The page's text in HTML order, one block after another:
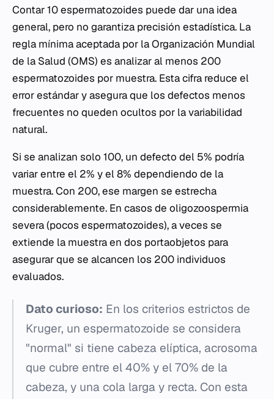
Contar 10 espermatozoides puede dar una idea
general, pero no garantiza precisión estadística. La
regla mínima aceptada por la Organización Mundial
de la Salud (OMS) es analizar al menos 200
espermatozoides por muestra. Esta cifra reduce el
error estándar y asegura que los defectos menos
frecuentes no queden ocultos por la variabilidad
natural.
Si se analizan solo 100, un defecto del 5% podría
variar entre el 2% y el 8% dependiendo de la
muestra. Con 200, ese margen se estrecha
considerablemente. En casos de oligozoospermia
severa (pocos espermatozoides), a veces se
extiende la muestra en dos portaobjetos para
asegurar que se alcancen los 200 individuos
evaluados.
Dato curioso: En los criterios estrictos de
Kruger, un espermatozoide se considera
"normal" si tiene cabeza elíptica, acrosoma
que cubre entre el 40% y el 70% de la
cabeza, y una cola larga y recta. Con esta